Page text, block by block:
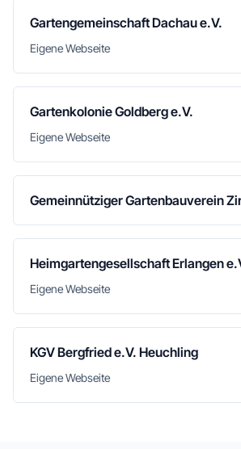
Gartengemeinschaft Dachau e.V.
Eigene Webseite
Gartenkolonie Goldberg e.V.
Eigene Webseite
Gemeinnütziger Gartenbauverein
Heimgartengesellschaft Erlangen
Eigene Webseite
KGV Bergfried e.V. Heuchling
Eigene Webseite